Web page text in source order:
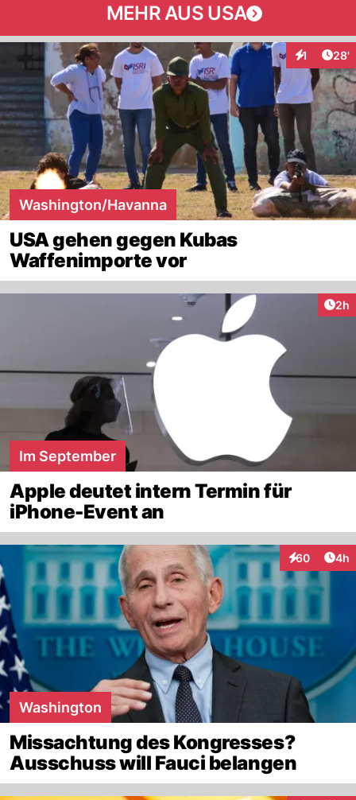
MEHR AUS USA
1 28'
Washington/Havanna
USA gehen gegen Kubas
Waffenimporte vor
2h
Im September
Apple deutet intern Termin für
iPhone-Event an
60
Interaktionen
4h
Washington
Missachtung des Kongresses?
Ausschuss will Fauci belangen